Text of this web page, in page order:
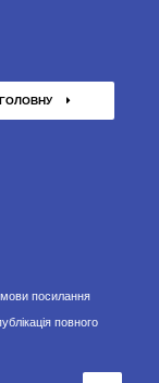
посилання
повного